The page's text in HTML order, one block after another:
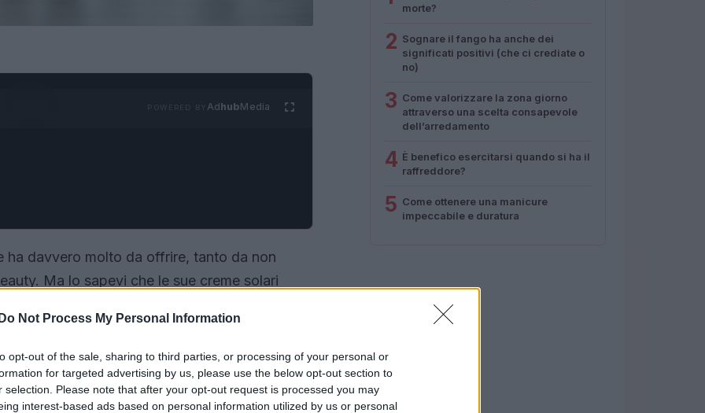
Do Not Process My Personal Information
opt-out of the sale, sharing to third parties, or processing of your personal or
for targeted advertising by us, please use the below opt-out section to
selection. Please note that after your opt-out request is processed you may
interest-based ads based on personal information utilized by us or personal
AdhubMedia
ha davvero molto da offrire, tanto da non
Ma lo sapevi che le sue creme solari
bellezza che ogni appassionato di skincare
che unisce innovazione e rispetto per la
solo garantiscono una protezione
sensoriale unica. Ma cosa rende queste
morte?
2 Sognare il fango ha anche dei
significati positivi (che ci crediate o
no)
3 Come valorizzare la zona giorno
attraverso una scelta consapevole
dell’arredamento
4 È benefico esercitarsi quando si ha il
raffreddore?
5 Come ottenere una manicure
impeccabile e duratura